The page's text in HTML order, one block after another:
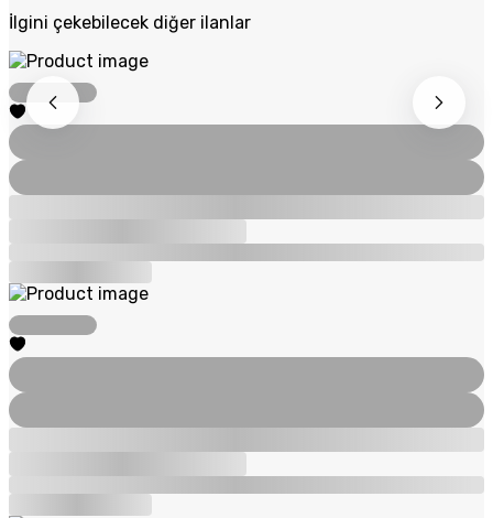
İlgini çekebilecek diğer ilanlar